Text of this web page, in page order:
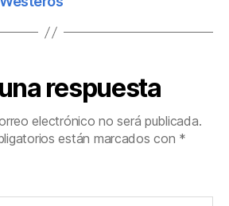
respuesta
electrónico no será publicada.
están marcados con *